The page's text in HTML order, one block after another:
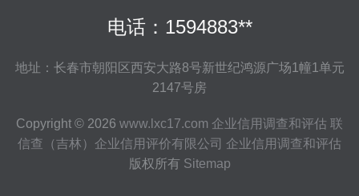
电话：1594883**
地址：长春市朝阳区西安大路8号新世纪鸿源广场1幢1单元
2147号房
Copyright © 2026 www.lxc17.com 企业信用调查和评估 联
信查（吉林）企业信用评价有限公司 企业信用调查和评估
版权所有 Sitemap